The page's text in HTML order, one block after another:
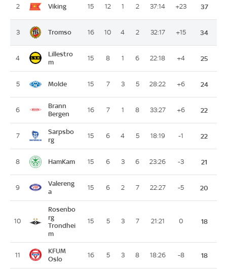
2 Viking 15 12 1 2 37:14 +23 37
3 Tromso 16 10 4 2 32:17 +15 34
4
Lillestro
m
15 8 1 6 22:18 +4 25
5 Molde 15 7 3 5 28:22 +6 24
6
Brann
Bergen
16 7 1 8 33:27 +6 22
7
Sarpsbo
rg
15 6 4 5 18:19 -1 22
8 HamKam 15 6 3 6 23:26 -3 21
9
Valereng
a
15 6 2 7 22:27 -5 20
10
Rosenbo
rg
Trondhei
m
15 5 3 7 21:21 0 18
11
KFUM
Oslo
16 5 3 8 18:26 -8 18